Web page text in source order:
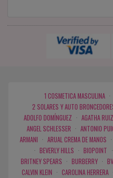
1 COSMETICA MASCULINA ·
2 SOLARES Y AUTO
ADOLFO DOMÍNGUEZ · AGATHA
ANGEL SCHLESSER · ANTONIO
ARMANI · ARUAL CREMA DE MANOS ·
· BEVERLY HILLS · BIOPOINT ·
BRITNEY SPEARS · BURBERRY ·
CALVIN KLEIN · CAROLINA HERRERA